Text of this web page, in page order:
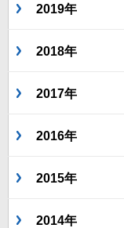
2019年
2018年
2017年
2016年
2015年
2014年